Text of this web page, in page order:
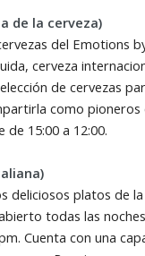
de la cerveza)
del Emotions
cerveza
de cervezas
como pioneros
15:00 a 12:00.
deliciosos platos de
todas las
Cuenta con una